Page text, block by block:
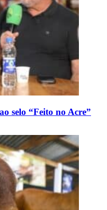
selo “Feito no Acre”